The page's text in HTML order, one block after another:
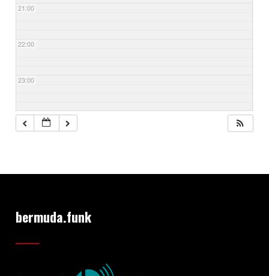
21:00
22:00
23:00
bermuda.funk